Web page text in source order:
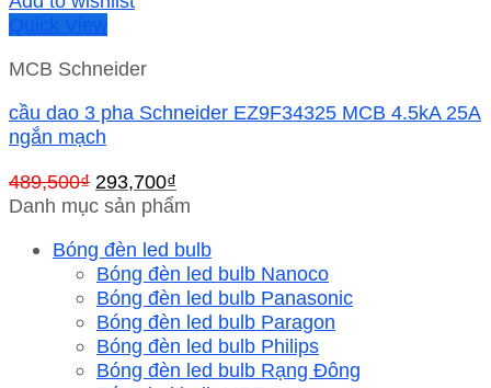
Quick View
MCB Schneider
cầu dao 3 pha Schneider EZ9F34325 MCB 4.5kA 25A
ngắn mạch
489,500₫ Giá
gốc
489,500₫.
293,700₫
hiện
là:
293,700₫.
Danh mục sản phẩm
Bóng đèn led bulb
Bóng đèn led bulb Nanoco
Bóng đèn led bulb Panasonic
Bóng đèn led bulb Paragon
Bóng đèn led bulb Philips
Bóng đèn led bulb Rạng Đông